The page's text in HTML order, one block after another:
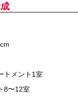
トメント1室
8〜12室